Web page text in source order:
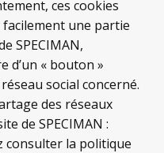
ces cookies
une partie
SPECIMAN,
d’un « bouton »
social concerné.
des réseaux
de SPECIMAN :
consulter la politique